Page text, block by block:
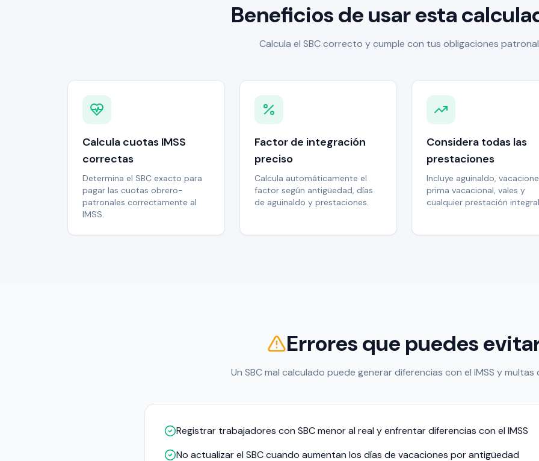
Beneficios de usar esta
Calcula el SBC correcto y cumple con tus obligaciones
Calcula cuotas IMSS
correctas
Determina el SBC exacto para
pagar las cuotas obrero-
patronales correctamente al
IMSS.
Factor de integración
preciso
Calcula automáticamente el
factor según antigüedad, días
de aguinaldo y prestaciones.
Considera todas las
prestaciones
Incluye aguinaldo,
prima vacacional, vales y
cualquier prestación
Errores que puedes
Un SBC mal calculado puede generar diferencias con el IMSS y
Registrar trabajadores con SBC menor al real y enfrentar diferencias con el IMSS
No actualizar el SBC cuando aumentan los días de vacaciones por antigüedad